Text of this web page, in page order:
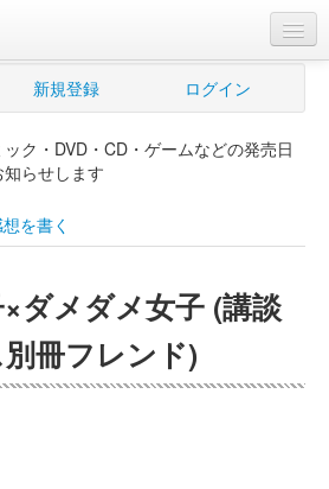
新規登録 ログイン
ク・DVD・CD・ゲームなどの発売日
知らせします
を書く
ダメダメ女子 (講談
冊フレンド)